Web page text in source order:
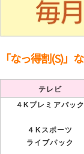
「なっ得割(S)」
テレビ
４Kプレミアパック
４Kスポーツ
ライブパック